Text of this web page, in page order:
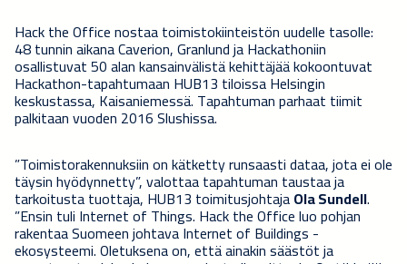
Hack the Office nostaa toimistokiinteistön uudelle tasolle:
48 tunnin aikana Caverion, Granlund ja Hackathoniin
osallistuvat 50 alan kansainvälistä kehittäjää kokoontuvat
Hackathon-tapahtumaan HUB13 tiloissa Helsingin
keskustassa, Kaisaniemessä. Tapahtuman parhaat tiimit
palkitaan vuoden 2016 Slushissa.
”Toimistorakennuksiin on kätketty runsaasti dataa, jota ei ole
täysin hyödynnetty”, valottaa tapahtuman taustaa ja
tarkoitusta tuottaja, HUB13 toimitusjohtajaOla Sundell.
”Ensin tuli Internet of Things. Hack the Office luo pohjan
rakentaa Suomeen johtava Internet of Buildings -
ekosysteemi. Oletuksena on, että ainakin säästöt ja